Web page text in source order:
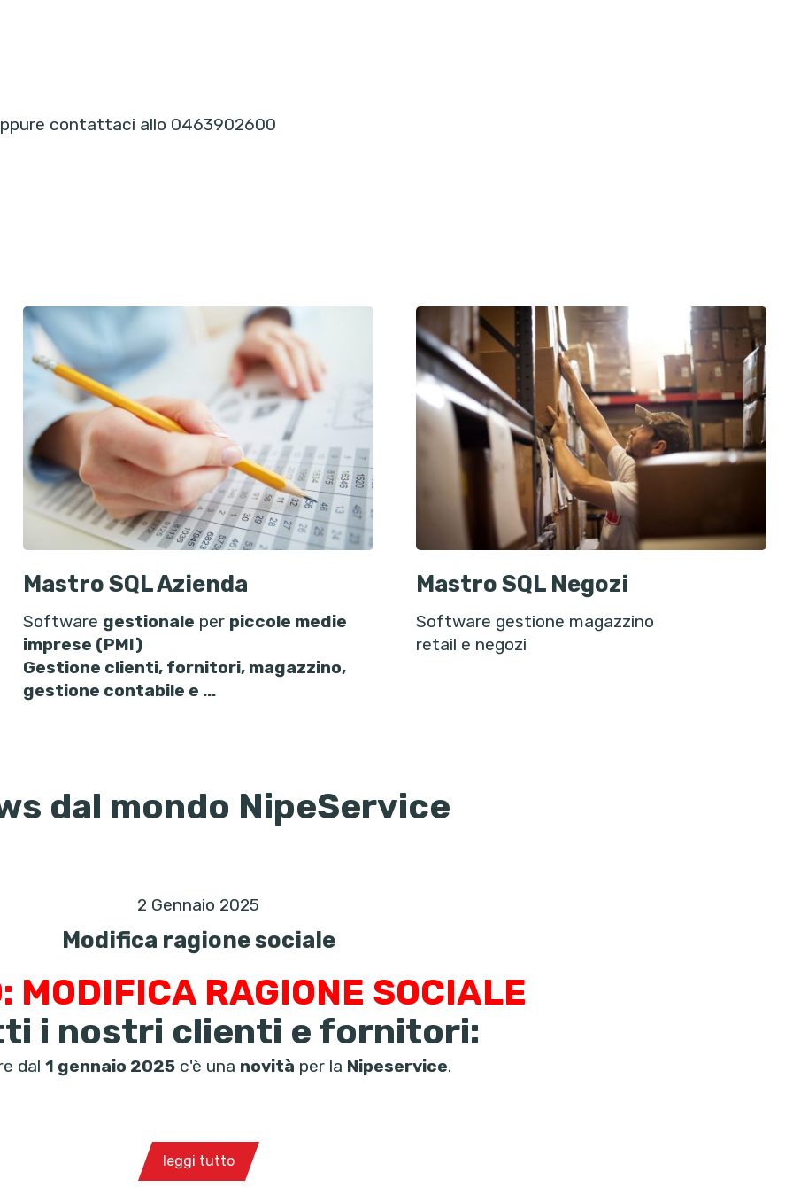
contattaci allo 0463902600
Mastro SQL Azienda
Software gestionale per piccole medie
imprese (PMI)
Gestione clienti, fornitori, magazzino,
gestione contabile e ...
Mastro SQL Negozi
Software gestione magazzino
retail e negozi
dal mondo NipeService
2 Gennaio 2025
Modifica ragione sociale
MODIFICA RAGIONE SOCIALE
i nostri clienti e fornitori:
dal 1 gennaio 2025 c'è una novità per la Nipeservice.
leggi tutto